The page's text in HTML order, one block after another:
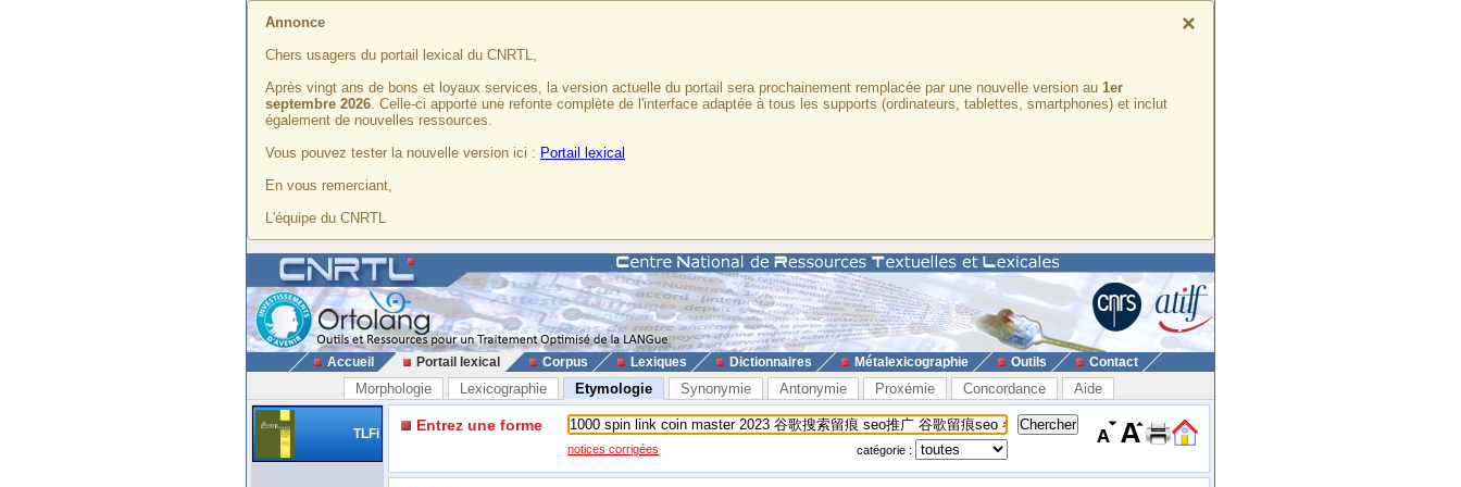
×
Annonce
Chers usagers du portail lexical du CNRTL,
Après vingt ans de bons et loyaux services, la version actuelle du portail sera prochainement remplacée par une nouvelle version au 1er
septembre 2026. Celle-ci apporte une refonte complète de l'interface adaptée à tous les supports (ordinateurs, tablettes, smartphones) et inclut
également de nouvelles ressources.
Vous pouvez tester la nouvelle version ici : Portail lexical
En vous remerciant,
L'équipe du CNRTL
Accueil Portail lexical Corpus Lexiques Dictionnaires Métalexicographie Outils Contact
Morphologie Lexicographie Etymologie Synonymie Antonymie Proxémie Concordance Aide
TLFi Entrez une forme
notices corrigées catégorie :